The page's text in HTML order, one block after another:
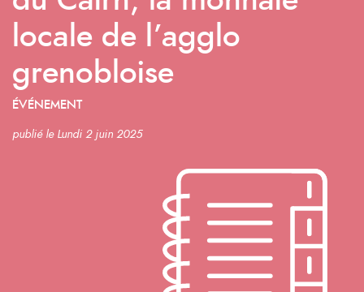
locale de l’agglo
grenobloise
ÉVÉNEMENT
publié le Lundi 2 juin 2025